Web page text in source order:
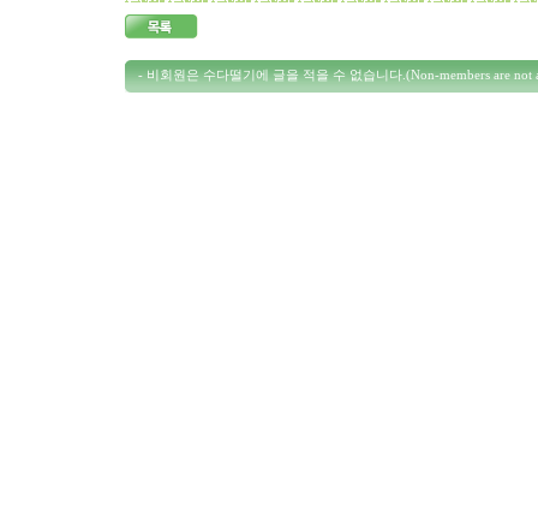
- 비회원은 수다떨기에 글을 적을 수 없습니다.(Non-members are not